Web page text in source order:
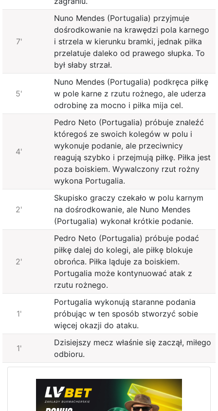
7'
Nuno Mendes (Portugalia) przyjmuje
dośrodkowanie na krawędzi pola karnego
i strzela w kierunku bramki, jednak piłka
przelatuje daleko od prawego słupka. To
był słaby strzał.
5'
Nuno Mendes (Portugalia) podkręca piłkę
w pole karne z rzutu rożnego, ale uderza
odrobinę za mocno i piłka mija cel.
4'
Pedro Neto (Portugalia) próbuje znaleźć
któregoś ze swoich kolegów w polu i
wykonuje podanie, ale przeciwnicy
reagują szybko i przejmują piłkę. Piłka jest
poza boiskiem. Wywalczony rzut rożny
wykona Portugalia.
2'
Skupisko graczy czekało w polu karnym
na dośrodkowanie, ale Nuno Mendes
(Portugalia) wykonał krótkie podanie.
2'
Pedro Neto (Portugalia) próbuje podać
piłkę dalej do kolegi, ale piłkę blokuje
obrońca. Piłka ląduje za boiskiem.
Portugalia może kontynuować atak z
rzutu rożnego.
1'
Portugalia wykonują staranne podania
próbując w ten sposób stworzyć sobie
więcej okazji do ataku.
1'
Dzisiejszy mecz właśnie się zaczął, miłego
odbioru.